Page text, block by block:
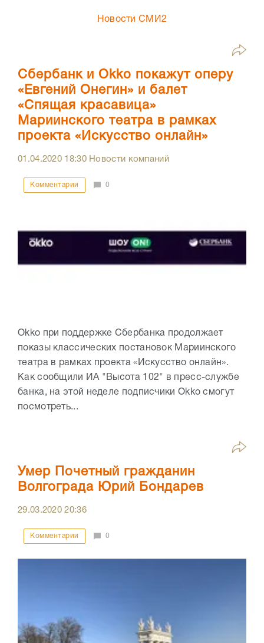
Новости СМИ2
Сбербанк и Okko покажут оперу
«Евгений Онегин» и балет
«Спящая красавица»
Мариинского театра в рамках
проекта «Искусство онлайн»
01.04.2020 18:30Новости компаний
Комментарии 0
Okko при поддержке Сбербанка продолжает
показы классических постановок Мариинского
театра в рамках проекта «Искусство онлайн».
Как сообщили ИА "Высота 102" в пресс-службе
банка, на этой неделе подписчики Okko смогут
посмотреть...
Умер Почетный гражданин
Волгограда Юрий Бондарев
29.03.202020:36
Комментарии 0